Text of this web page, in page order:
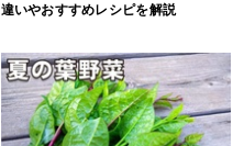
違いやおすすめレシピを解説